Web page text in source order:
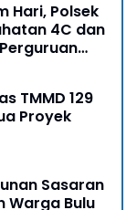
Hari, Polsek
4C dan
TMMD 129
Proyek
Sasaran
Warga Bulu